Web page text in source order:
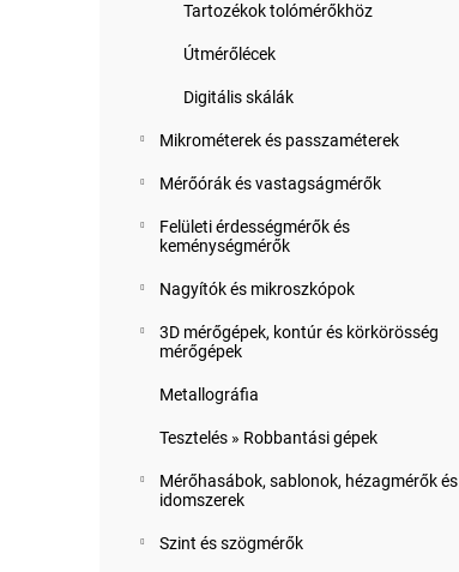
Tartozékok tolómérőkhöz
Útmérőlécek
Digitális skálák
Mikrométerek és passzaméterek
Mérőórák és vastagságmérők
Felületi érdességmérők és
keménységmérők
Nagyítók és mikroszkópok
3D mérőgépek, kontúr és körkörösség
mérőgépek
Metallográfia
Tesztelés » Robbantási gépek
Mérőhasábok, sablonok, hézagmérők és
idomszerek
Szint és szögmérők